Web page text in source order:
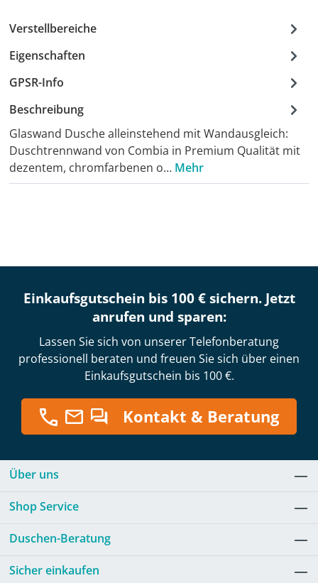
Verstellbereiche
Eigenschaften
GPSR-Info
Beschreibung
Glaswand Dusche alleinstehend mit Wandausgleich:
Duschtrennwand von Combia in Premium Qualität mit
dezentem, chromfarbenen o… Mehr
Einkaufsgutschein bis 100 € sichern. Jetzt
anrufen und sparen:
Lassen Sie sich von unserer Telefonberatung
professionell beraten und freuen Sie sich über einen
Einkaufsgutschein bis 100 €.
Kontakt & Beratung
Über uns
Shop Service
Duschen-Beratung
Sicher einkaufen